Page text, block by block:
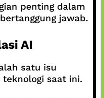
penting dalam
jawab.
AI
satu isu
saat ini.